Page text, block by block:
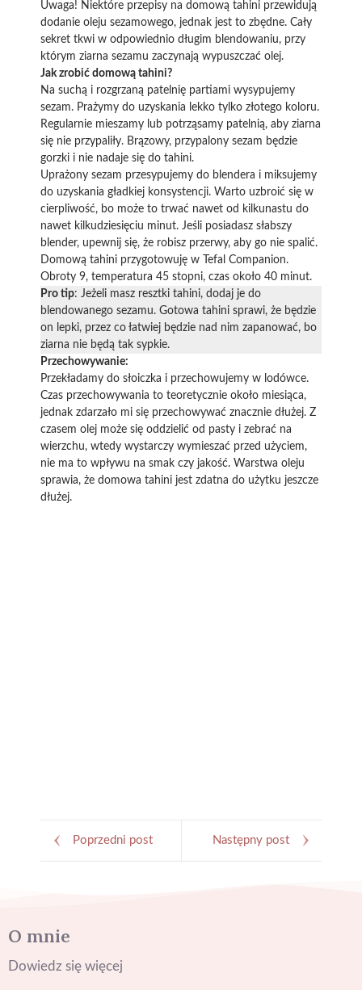
Uwaga! Niektóre przepisy na domową tahini przewidują
dodanie oleju sezamowego, jednak jest to zbędne. Cały
sekret tkwi w odpowiednio długim blendowaniu, przy
którym ziarna sezamu zaczynają wypuszczać olej.
Jak zrobić domową tahini?
Na suchą i rozgrzaną patelnię partiami wysypujemy
sezam. Prażymy do uzyskania lekko tylko złotego koloru.
Regularnie mieszamy lub potrząsamy patelnią, aby ziarna
się nie przypaliły. Brązowy, przypalony sezam będzie
gorzki i nie nadaje się do tahini.
Uprażony sezam przesypujemy do blendera i miksujemy
do uzyskania gładkiej konsystencji. Warto uzbroić się w
cierpliwość, bo może to trwać nawet od kilkunastu do
nawet kilkudziesięciu minut. Jeśli posiadasz słabszy
blender, upewnij się, że robisz przerwy, aby go nie spalić.
Domową tahini przygotowuję w Tefal Companion.
Obroty 9, temperatura 45 stopni, czas około 40 minut.
Pro tip: Jeżeli masz resztki tahini, dodaj je do
blendowanego sezamu. Gotowa tahini sprawi, że będzie
on lepki, przez co łatwiej będzie nad nim zapanować, bo
ziarna nie będą tak sypkie.
Przechowywanie:
Przekładamy do słoiczka i przechowujemy w lodówce.
Czas przechowywania to teoretycznie około miesiąca,
jednak zdarzało mi się przechowywać znacznie dłużej. Z
czasem olej może się oddzielić od pasty i zebrać na
wierzchu, wtedy wystarczy wymieszać przed użyciem,
nie ma to wpływu na smak czy jakość. Warstwa oleju
sprawia, że domowa tahini jest zdatna do użytku jeszcze
dłużej.
Poprzedni post Następny post
O mnie
Dowiedz się więcej